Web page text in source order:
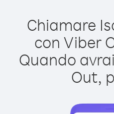
Chiamare
con Viber
Quando
Out,